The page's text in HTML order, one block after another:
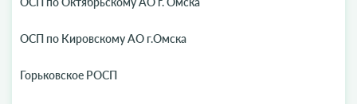
ОСП по Кировскому АО г.Омска
Горьковское РОСП